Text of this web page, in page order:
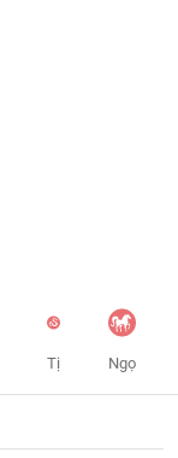
Tị Ngọ